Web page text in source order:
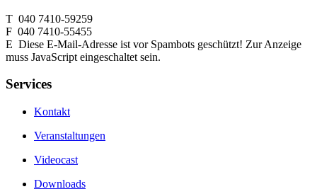
T 040 7410-59259
F 040 7410-55455
E Diese E-Mail-Adresse ist vor Spambots geschützt! Zur Anzeige
muss JavaScript eingeschaltet sein.
Services
Kontakt
Veranstaltungen
Videocast
Downloads